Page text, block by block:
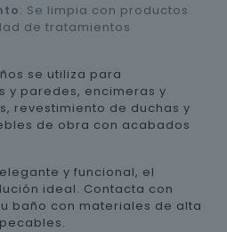
: Se limpia con productos
de tratamientos
se utiliza para
y paredes, encimeras y
revestimiento de duchas y
de obra con acabados
y funcional, el
ideal. Contacta con
baño con materiales de alta